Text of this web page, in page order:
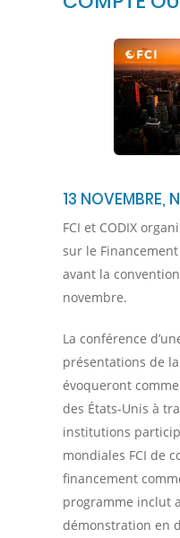
13 NOVEMBRE,
FCI et CODIX
sur le
avant la
novembre.
La conférence
présentations de
évoqueront
des États-Unis à
institutions
mondiales FCI de
financement
programme inclut
démonstration en